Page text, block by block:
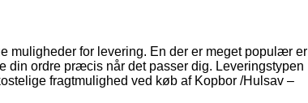
muligheder for levering. En der er meget populær er
ordre præcis når det passer dig. Leveringstypen
fragtmulighed ved køb af Kopbor /Hulsav –